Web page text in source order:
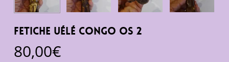
Fetiche Uélé Congo Os 2
80,00€